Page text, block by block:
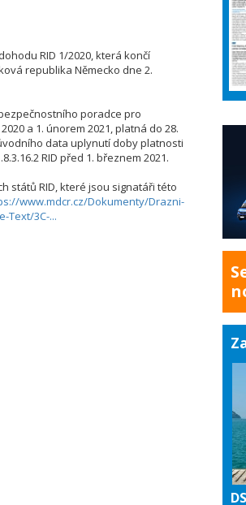
RID 1/2020, která končí
republika Německo dne 2.
poradce pro
a 1. únorem 2021, platná do 28.
data uplynutí doby platnosti
RID před 1. březnem 2021.
států RID, které jsou signatáři této
www.mdcr.cz/Dokumenty/Drazni-
Text/3C-...